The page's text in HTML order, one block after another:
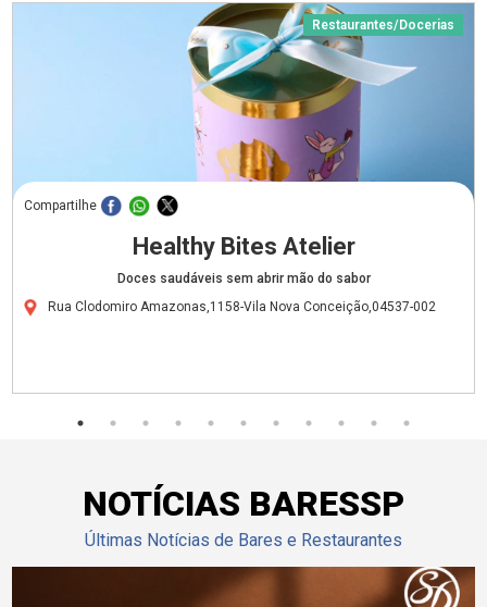
Restaurantes/Docerias
Compartilhe
Healthy Bites Atelier
Doces saudáveis sem abrir mão do sabor
Rua Clodomiro Amazonas,1158-Vila Nova Conceição,04537-002
NOTÍCIAS BARESSP
Últimas Notícias de Bares e Restaurantes